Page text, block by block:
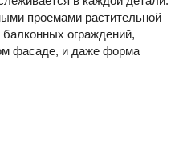
проемами растительной
ограждений,
фасаде, и даже форма